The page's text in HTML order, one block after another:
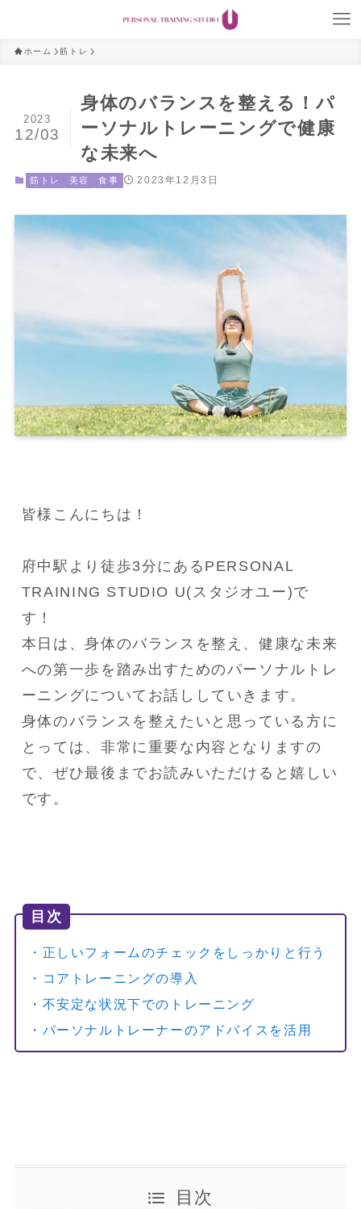
ホーム 筋トレ
身体のバランスを整える！パ
ーソナルトレーニングで健康
な未来へ
2023
12/03
筋トレ 美容 食事 2023年12月3日
皆様こんにちは！
府中駅より徒歩3分にあるPERSONAL
TRAINING STUDIO U(スタジオユー)で
す！
本日は、身体のバランスを整え、健康な未来
への第一歩を踏み出すためのパーソナルトレ
ーニングについてお話ししていきます。
身体のバランスを整えたいと思っている方に
とっては、非常に重要な内容となりますの
で、ぜひ最後までお読みいただけると嬉しい
です。
目次
・正しいフォームのチェックをしっかりと行う
・コアトレーニングの導入
・不安定な状況下でのトレーニング
・パーソナルトレーナーのアドバイスを活用
目次